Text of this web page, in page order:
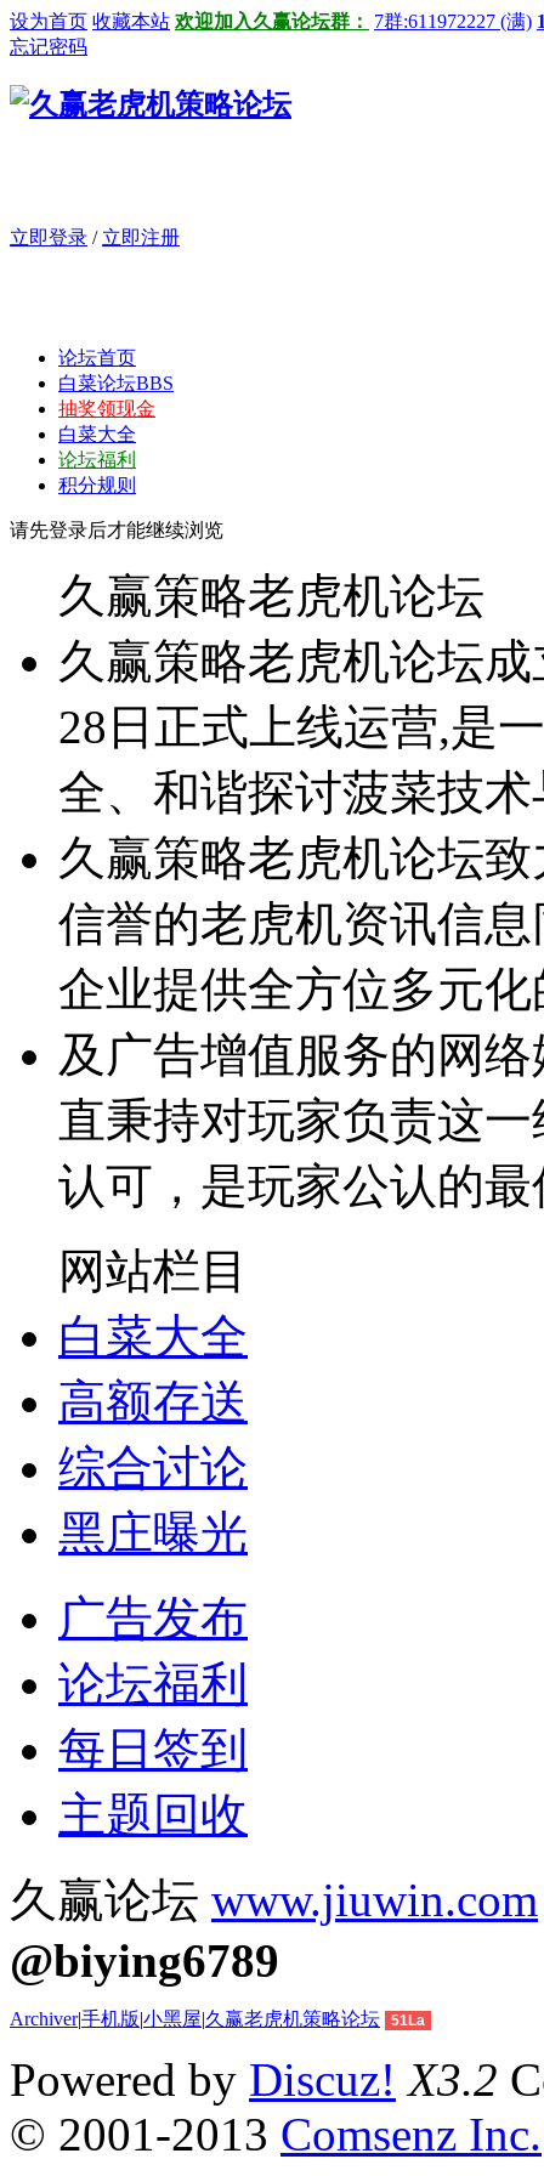
设为首页 收藏本站 欢迎加入久赢论坛群： 7群:611972227 (满)
忘记密码
立即登录 / 立即注册
论坛首页
白菜论坛BBS
抽奖领现金
白菜大全
论坛福利
积分规则
请先登录后才能继续浏览
久赢策略老虎机论坛
久赢策略老虎机论坛成
28日正式上线运营,是
全、和谐探讨菠菜技
久赢策略老虎机论坛
信誉的老虎机资讯信
企业提供全方位多元
及广告增值服务的网
直秉持对玩家负责这
认可，是玩家公认的
网站栏目
白菜大全
高额存送
综合讨论
黑庄曝光
广告发布
论坛福利
每日签到
主题回收
久赢论坛 www.jiuwin.com
@biying6789
Archiver|手机版|小黑屋|久赢老虎机策略论坛 51La
Powered by Discuz! X3.2
© 2001-2013 Comsenz Inc.